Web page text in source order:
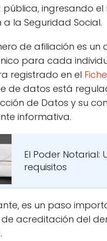
pública, ingresando el
a la Seguridad Social.
de afiliación es un
para cada
registrado en el
de datos está
de Datos y su
informativa.
El Poder Notarial:
requisitos
es un paso
acreditación del